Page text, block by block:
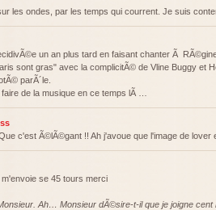
les ondes, par les temps qui courrent. Je suis
un an plus tard en faisant chanter Ã
sont gras" avec la complicitÃ© de Vline Buggy et
parÃ´le.
de la musique en ce temps lÃ …
c'est Ã©lÃ©gant !! Ah j'avoue que l'image de lover
se 45 tours merci
Ah… Monsieur dÃ©sire-t-il que je joigne cent